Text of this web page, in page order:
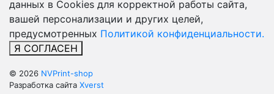
данных в Cookies для корректной работы сайта,
вашей персонализации и других целей,
предусмотренных Политикой конфиденциальности.
Я СОГЛАСЕН
© 2026 NVPrint-shop
Разработка сайта Xverst